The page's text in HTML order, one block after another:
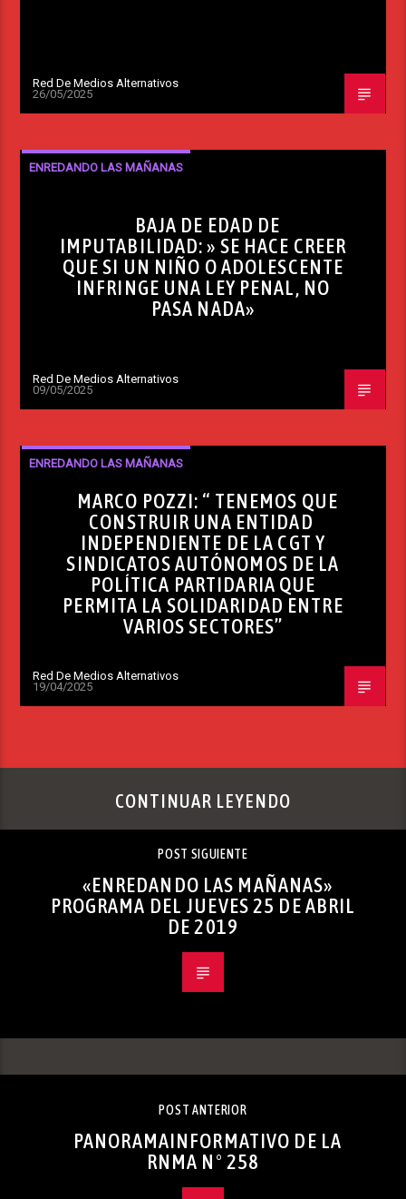
Red De Medios Alternativos
26/05/2025
ENREDANDO LAS MAÑANAS
BAJA DE EDAD DE
IMPUTABILIDAD: » SE HACE CREER
QUE SI UN NIÑO O ADOLESCENTE
INFRINGE UNA LEY PENAL, NO
PASA NADA»
Red De Medios Alternativos
09/05/2025
ENREDANDO LAS MAÑANAS
MARCO POZZI: “ TENEMOS QUE
CONSTRUIR UNA ENTIDAD
INDEPENDIENTE DE LA CGT Y
SINDICATOS AUTÓNOMOS DE LA
POLÍTICA PARTIDARIA QUE
PERMITA LA SOLIDARIDAD ENTRE
VARIOS SECTORES”
Red De Medios Alternativos
19/04/2025
CONTINUAR LEYENDO
POST SIGUIENTE
«ENREDANDO LAS MAÑANAS»
PROGRAMA DEL JUEVES 25 DE ABRIL
DE 2019
POST ANTERIOR
PANORAMAINFORMATIVO DE LA
RNMA N° 258